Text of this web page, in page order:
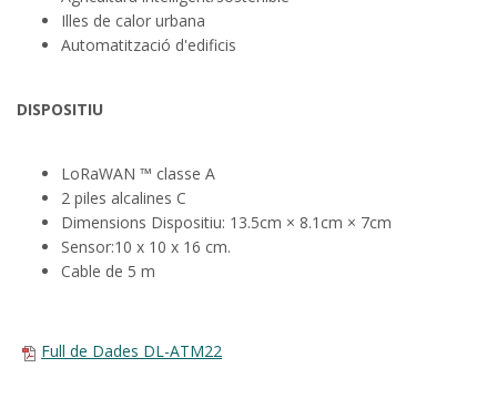
Illes de calor urbana
Automatització d'edificis
DISPOSITIU
LoRaWAN ™ classe A
2 piles alcalines C
Dimensions Dispositiu: 13.5cm × 8.1cm × 7cm
Sensor:10 x 10 x 16 cm.
Cable de 5 m
Full de Dades DL-ATM22